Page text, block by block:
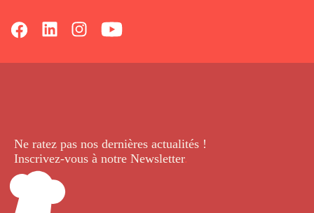
Ne ratez pas nos dernières actualités !
Inscrivez-vous à notre Newsletter.